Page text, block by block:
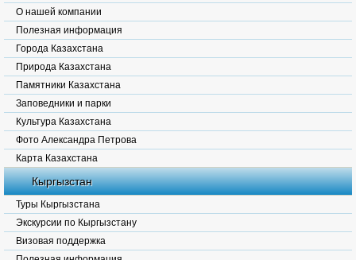
О нашей компании
Полезная информация
Города Казахстана
Природа Казахстана
Памятники Казахстана
Заповедники и парки
Культура Казахстана
Фото Александра Петрова
Карта Казахстана
Кыргызстан
Туры Кыргызстана
Экскурсии по Кыргызстану
Визовая поддержка